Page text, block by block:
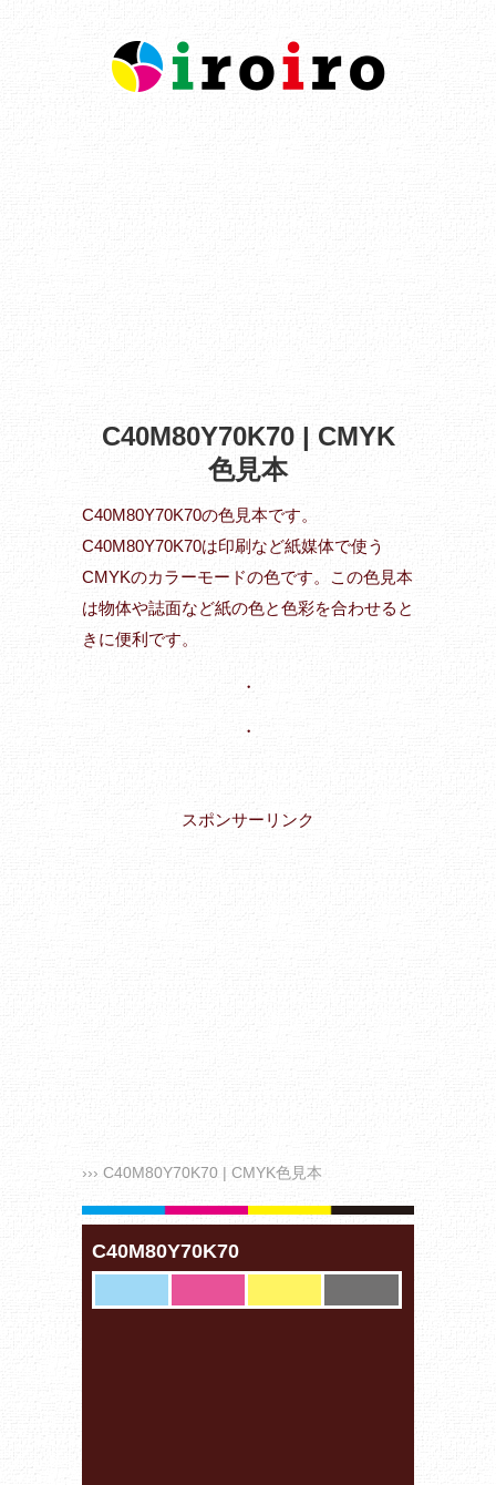
C40M80Y70K70 | CMYK
色見本
C40M80Y70K70の色見本です。
C40M80Y70K70は印刷など紙媒体で使う
CMYKのカラーモードの色です。この色見本
は物体や誌面など紙の色と色彩を合わせると
きに便利です。
・
・
スポンサーリンク
››› C40M80Y70K70 | CMYK色見本
C40M80Y70K70